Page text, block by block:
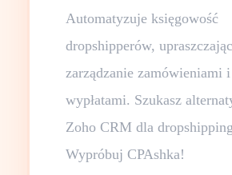
Automatyzuje księgowość
dropshipperów, upraszczając
zarządzanie zamówieniami i
wypłatami. Szukasz
Zoho CRM dla
Wypróbuj CPAshka!